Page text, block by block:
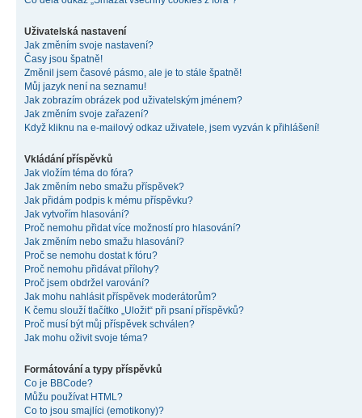
Uživatelská nastavení
Jak změním svoje nastavení?
Časy jsou špatně!
Změnil jsem časové pásmo, ale je to stále špatně!
Můj jazyk není na seznamu!
Jak zobrazím obrázek pod uživatelským jménem?
Jak změním svoje zařazení?
Když kliknu na e-mailový odkaz uživatele, jsem vyzván k přihlášení!
Vkládání příspěvků
Jak vložím téma do fóra?
Jak změním nebo smažu příspěvek?
Jak přidám podpis k mému příspěvku?
Jak vytvořím hlasování?
Proč nemohu přidat více možností pro hlasování?
Jak změním nebo smažu hlasování?
Proč se nemohu dostat k fóru?
Proč nemohu přidávat přílohy?
Proč jsem obdržel varování?
Jak mohu nahlásit příspěvek moderátorům?
K čemu slouží tlačítko „Uložit“ při psaní příspěvků?
Proč musí být můj příspěvek schválen?
Jak mohu oživit svoje téma?
Formátování a typy příspěvků
Co je BBCode?
Můžu používat HTML?
Co to jsou smajlíci (emotikony)?